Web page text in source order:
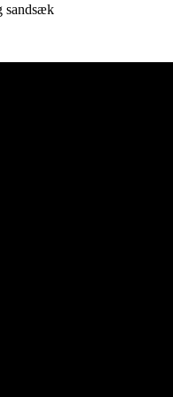
sandsæk